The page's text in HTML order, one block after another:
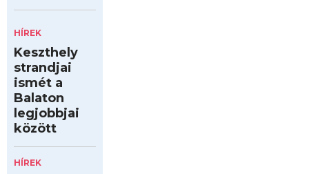
HÍREK
Keszthely
strandjai
ismét a
Balaton
legjobbjai
között
HÍREK